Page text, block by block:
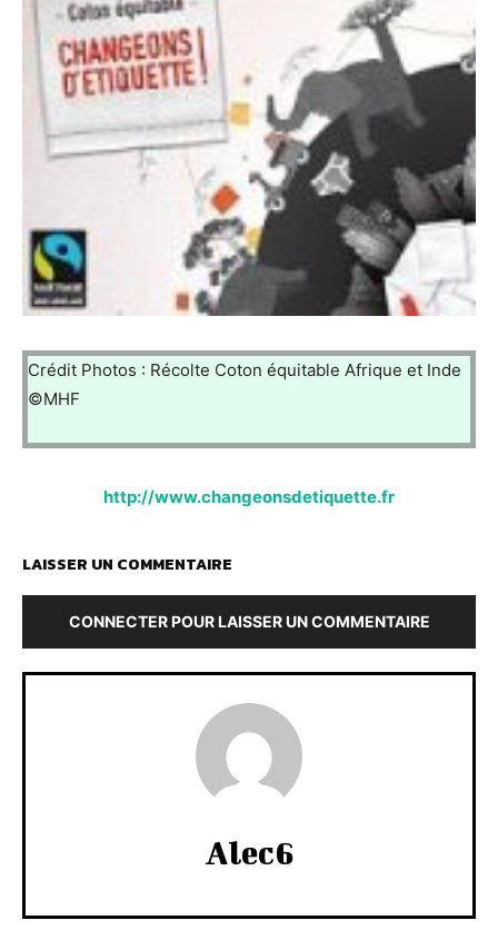
Crédit Photos : Récolte Coton équitable Afrique et Inde
©MHF
http://www.changeonsdetiquette.fr
LAISSER UN COMMENTAIRE
CONNECTER POUR LAISSER UN COMMENTAIRE
Alec6